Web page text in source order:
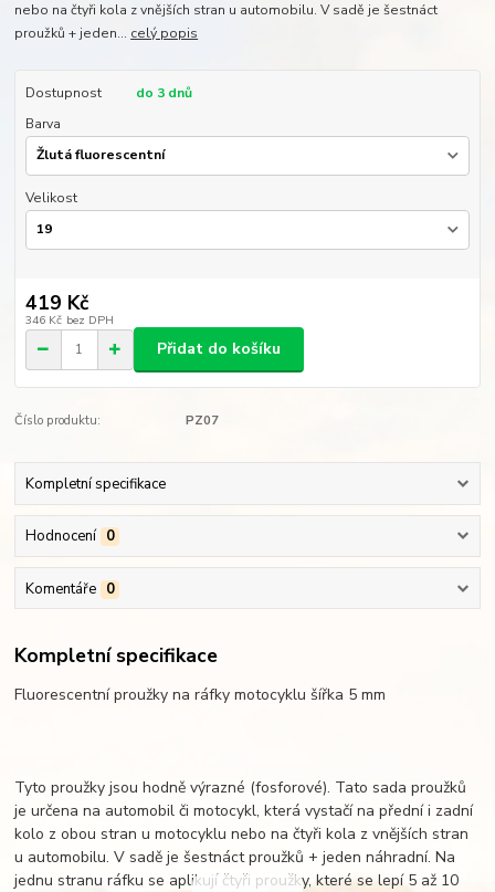
nebo na čtyři kola z vnějších stran u automobilu. V sadě je šestnáct
proužků + jeden... celý popis
Dostupnost
do 3 dnů
Barva
Velikost
419 Kč
346 Kč bez DPH
Přidat do košíku
Číslo produktu: PZ07
Kompletní specifikace
Hodnocení 0
Komentáře 0
Kompletní specifikace
Fluorescentní proužky na ráfky motocyklu šířka 5 mm
Tyto proužky jsou hodně výrazné (fosforové). Tato sada proužků
je určena na automobil či motocykl, která vystačí na přední i zadní
kolo z obou stran u motocyklu nebo na čtyři kola z vnějších stran
u automobilu. V sadě je šestnáct proužků + jeden náhradní. Na
jednu stranu ráfku se aplikují čtyři proužky, které se lepí 5 až 10